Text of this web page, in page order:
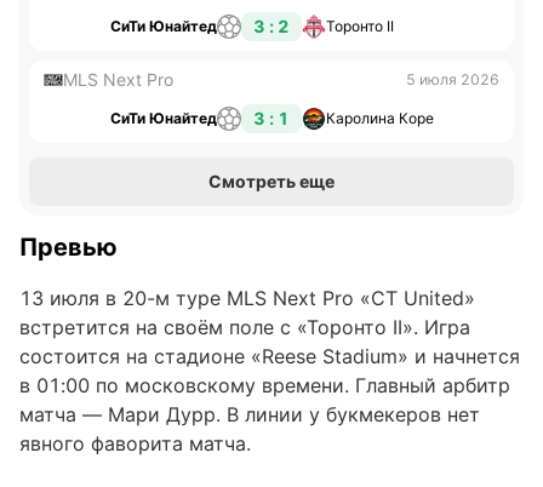
СиТи Юнайтед 3 : 2 Торонто II
MLS Next Pro 5 июля 2026
СиТи Юнайтед 3 : 1 Каролина Коре
Смотреть еще
Превью
13 июля в 20-м туре MLS Next Pro «CT United»
встретится на своём поле с «Торонто II». Игра
состоится на стадионе «Reese Stadium» и начнется
в 01:00 по московскому времени. Главный арбитр
матча — Мари Дурр. В линии у букмекеров нет
явного фаворита матча.